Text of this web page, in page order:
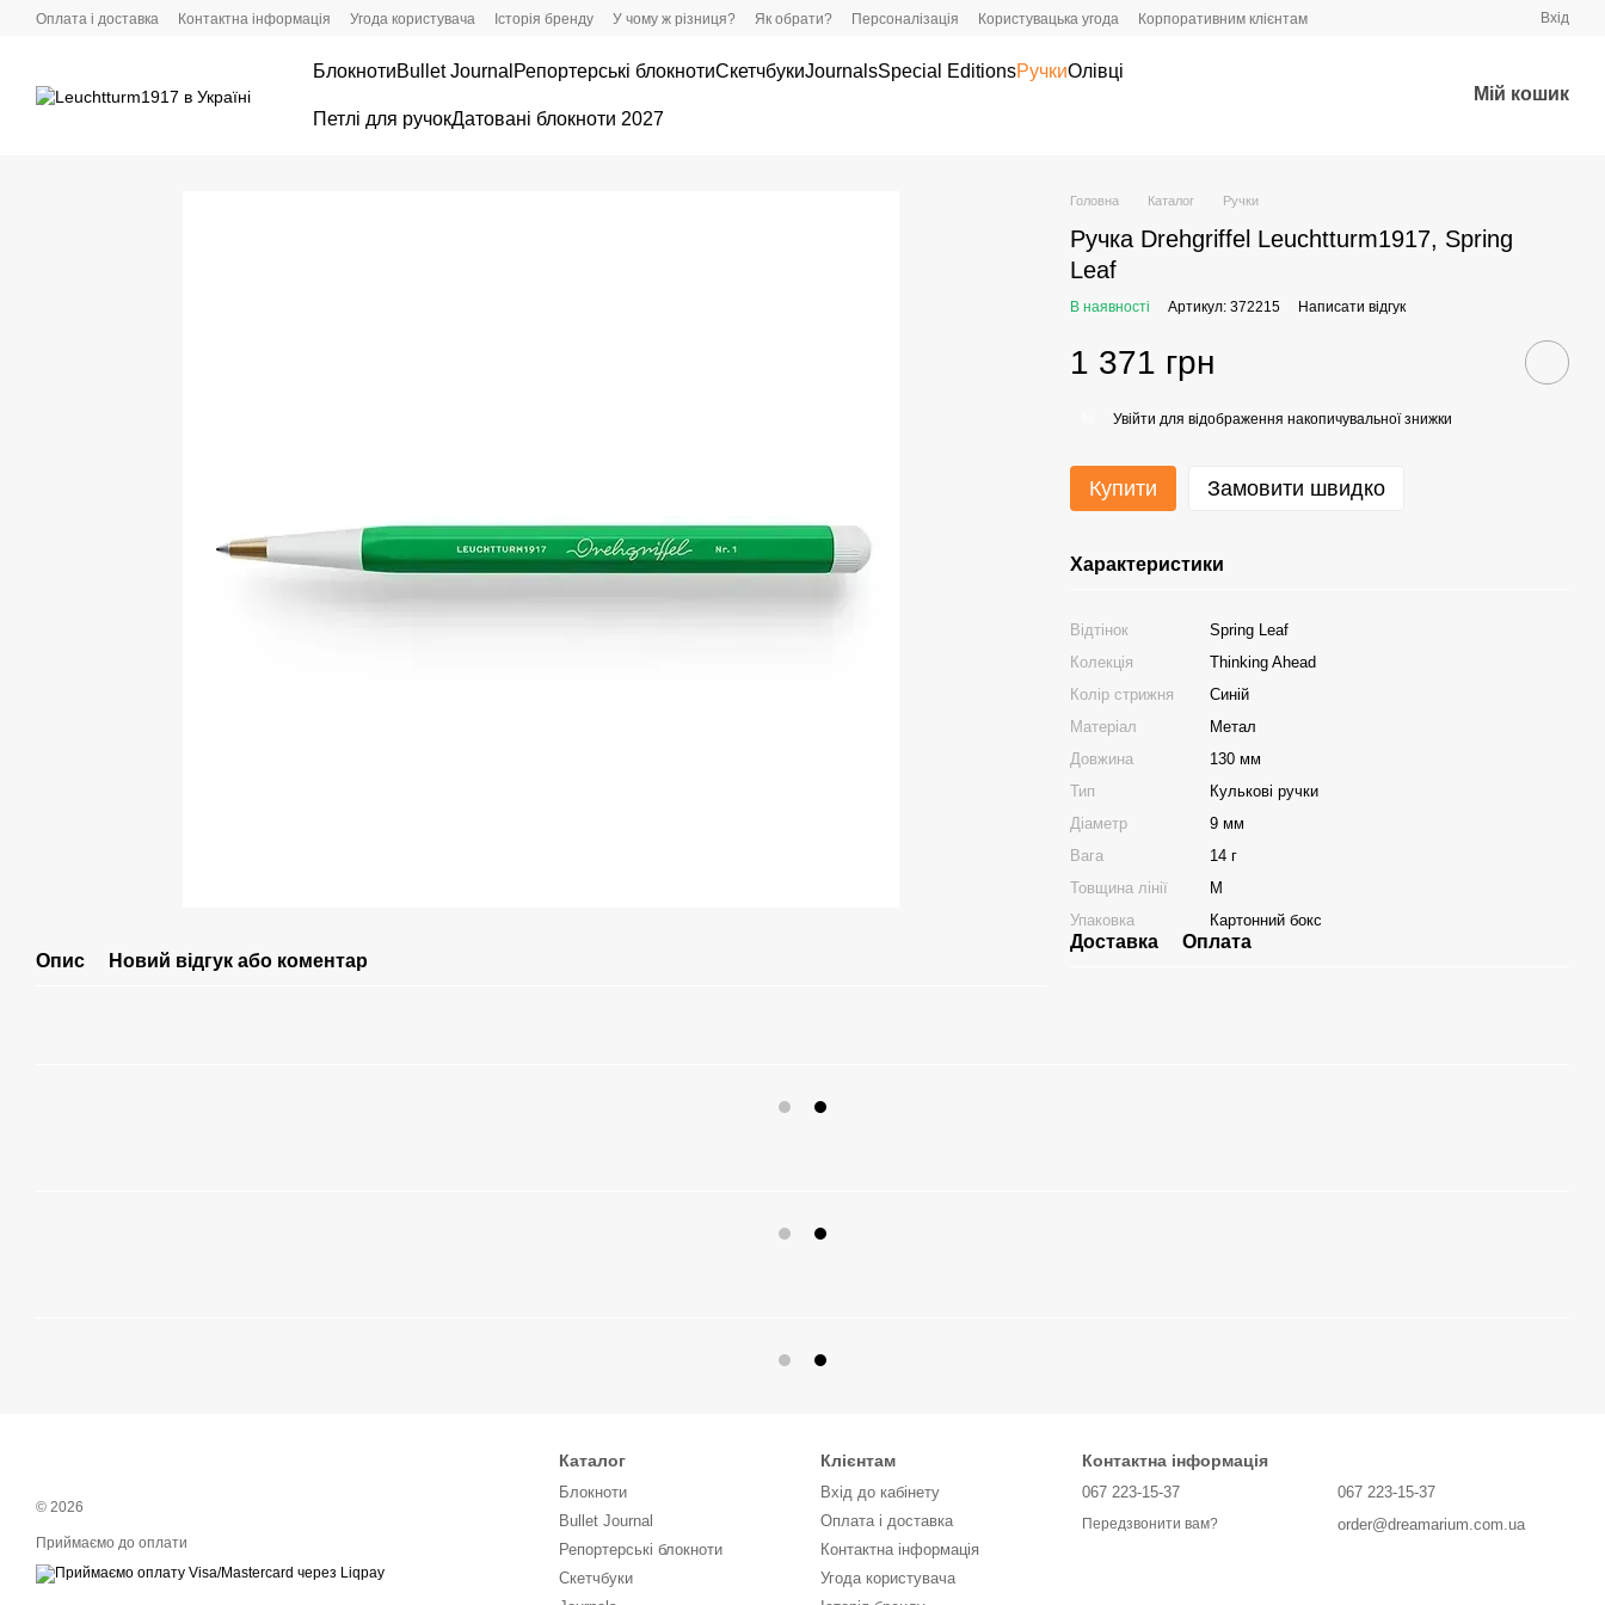
Перейти до основного контенту
Оплата і доставка Контактна інформація Угода користувача Історія бренду У чому ж різниця? Як обрати? Персоналізація Користувацька угода Корпоративним клієнтам Вхід
БлокнотиBullet Journal Репортерські блокнотиСкетчбукиJournalsSpecial EditionsРучкиОлівці
Петлі для ручокДатовані блокноти 2027
Мій кошик
Опис Новий відгук або коментар
Головна Каталог Ручки
Ручка Drehgriffel Leuchtturm1917, Spring
Leaf
В наявності Артикул: 372215 Написати відгук
1 371 грн
Увійти для відображення накопичувальної знижки
Купити Замовити швидко
Характеристики
Відтінок
Spring Leaf
Колекція
Thinking Ahead
Колір стрижня
Синій
Матеріал
Метал
Довжина
130 мм
Тип
Кулькові ручки
Діаметр
9 мм
Вага
14 г
Товщина лінії
M
Упаковка
Картонний бокс
Доставка Оплата
© 2026
Приймаємо до оплати
Каталог
Блокноти
Bullet Journal
Репортерські блокноти
Скетчбуки
Клієнтам
Вхід до кабінету
Оплата і доставка
Контактна інформація
Угода користувача
Контактна інформація
067 223-15-37
Передзвонити вам?
067 223-15-37
order@dreamarium.com.ua